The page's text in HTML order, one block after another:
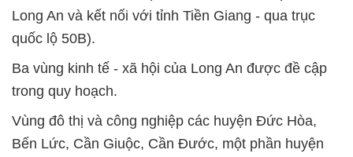
Long An và kết nối với tỉnh Tiền Giang - qua trục
quốc lộ 50B).
Ba vùng kinh tế - xã hội của Long An được đề cập
trong quy hoạch.
Vùng đô thị và công nghiệp các huyện Đức Hòa,
Bến Lức, Cần Giuộc, Cần Đước, một phần huyện